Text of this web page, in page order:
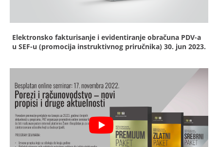
Elektronsko fakturisanje i evidentiranje obračuna PDV-a
u SEF-u (promocija instruktivnog priručnika) 30. jun 2023.